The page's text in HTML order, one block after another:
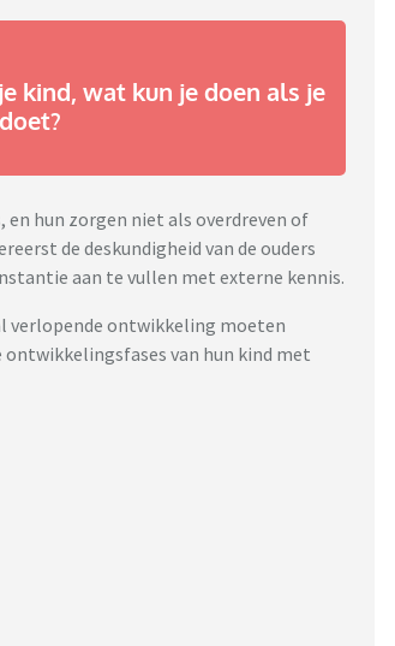
kind, wat kun je doen als je
hun zorgen niet als overdreven of
de deskundigheid van de ouders
aan te vullen met externe kennis.
verlopende ontwikkeling moeten
ontwikkelingsfases van hun kind met